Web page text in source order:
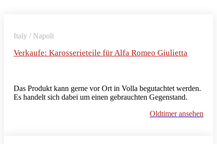
Italy / Napoli
Verkaufe: Karosserieteile für Alfa Romeo Giulietta
Das Produkt kann gerne vor Ort in Volla begutachtet werden.
Es handelt sich dabei um einen gebrauchten Gegenstand.
Oldtimer ansehen